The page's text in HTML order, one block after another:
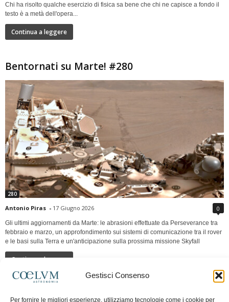
Gestisci Consenso
Per fornire le migliori esperienze, utilizziamo tecnologie come i cookie per
Chi ha risolto qualche esercizio di fisica sa bene che chi ne capisce a fondo il
testo è a metà dell'opera...
Continua a leggere
Bentornati su Marte! #280
280
Antonio Piras - 17 Giugno 2026 0
Gli ultimi aggiornamenti da Marte: le abrasioni effettuate da Perseverance tra
febbraio e marzo, un approfondimento sui sistemi di comunicazione tra il rover
e le basi sulla Terra e un'anticipazione sulla prossima missione Skyfall
Continua a leggere